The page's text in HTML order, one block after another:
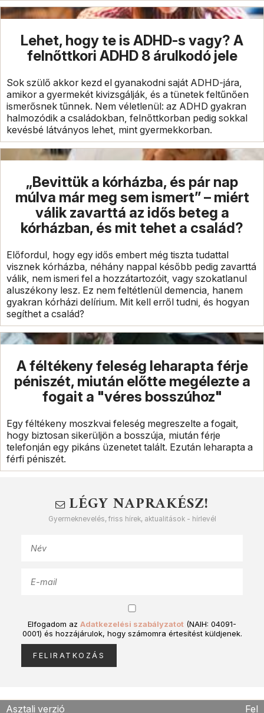
Lehet, hogy te is ADHD-s vagy? A
felnőttkori ADHD 8 árulkodó jele
Sok szülő akkor kezd el gyanakodni saját ADHD-jára,
amikor a gyermekét kivizsgálják, és a tünetek feltűnően
ismerősnek tűnnek. Nem véletlenül: az ADHD gyakran
halmozódik a családokban, felnőttkorban pedig sokkal
kevésbé látványos lehet, mint gyermekkorban.
„Bevittük a kórházba, és pár nap
múlva már meg sem ismert” – miért
válik zavarttá az idős beteg a
kórházban, és mit tehet a család?
Előfordul, hogy egy idős embert még tiszta tudattal
visznek kórházba, néhány nappal később pedig zavarttá
válik, nem ismeri fel a hozzátartozóit, vagy szokatlanul
aluszékony lesz. Ez nem feltétlenül demencia, hanem
gyakran kórházi delírium. Mit kell erről tudni, és hogyan
segíthet a család?
A féltékeny feleség leharapta férje
péniszét, miután előtte megélezte a
fogait a "véres bosszúhoz"
Egy féltékeny moszkvai feleség megreszelte a fogait,
hogy biztosan sikerüljön a bosszúja, miután férje
telefonján egy pikáns üzenetet talált. Ezután leharapta a
férfi péniszét.
LÉGY NAPRAKÉSZ!
Gyermeknevelés, friss hírek, aktualitások - hírlevél
Elfogadom az Adatkezelési szabályzatot (NAIH: 04091-
0001) és hozzájárulok, hogy számomra értesítést küldjenek.
Asztali verzió Fel